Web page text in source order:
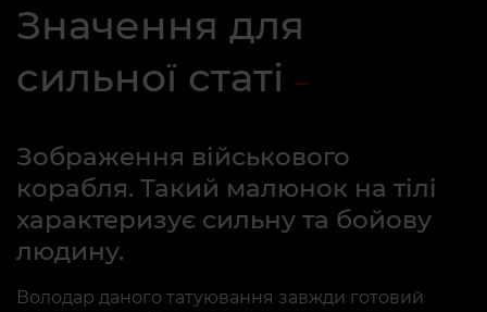
Значення для
сильної статі
Зображення військового
корабля. Такий малюнок на тілі
характеризує сильну та бойову
людину.
Володар даного татуювання завжди готовий